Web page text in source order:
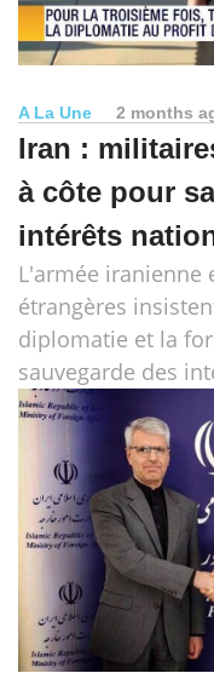
A La Une 2 months
Iran :
à côte pour
intérêts
L'armée iranienne
étrangères
diplomatie et la
sauvegarde des